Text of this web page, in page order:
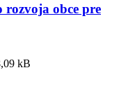
rozvoja obce pre
kB